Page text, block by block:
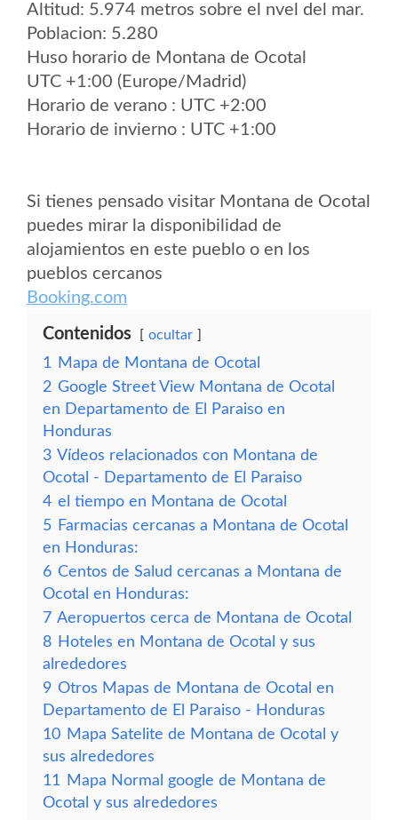
Altitud: 5.974 metros sobre el nvel del mar.
Poblacion: 5.280
Huso horario de Montana de Ocotal
UTC +1:00 (Europe/Madrid)
Horario de verano : UTC +2:00
Horario de invierno : UTC +1:00
Si tienes pensado visitar Montana de Ocotal
puedes mirar la disponibilidad de
alojamientos en este pueblo o en los
pueblos cercanos
Booking.com
Contenidos ocultar
1
Mapa de Montana de Ocotal
2 Google Street View Montana de Ocotal
en Departamento de El Paraiso en
Honduras
3 Vídeos relacionados con Montana de
Ocotal - Departamento de El Paraiso
4 el tiempo en Montana de Ocotal
5 Farmacias cercanas a Montana de Ocotal
en Honduras:
6 Centos de Salud cercanas a Montana de
Ocotal en Honduras:
7 Aeropuertos cerca de Montana de Ocotal
8 Hoteles en Montana de Ocotal y sus
alrededores
9 Otros Mapas de Montana de Ocotal en
Departamento de El Paraiso - Honduras
10 Mapa Satelite de Montana de Ocotal y
sus alrededores
11
Mapa Normal google de Montana de
Ocotal y sus alrededores